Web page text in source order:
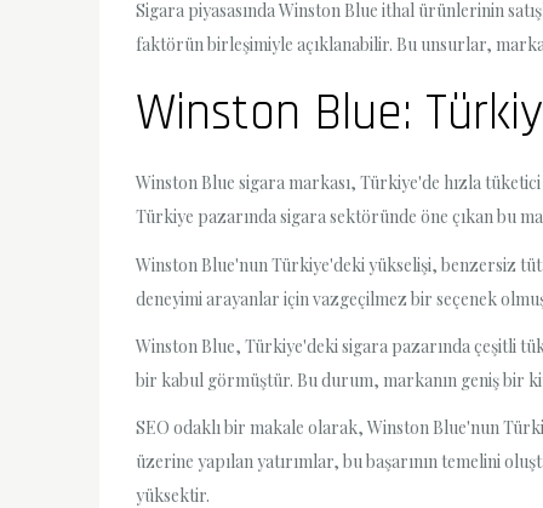
Sigara piyasasında Winston Blue ithal ürünlerinin
faktörün birleşimiyle açıklanabilir. Bu unsurlar,
Winston Blue:
Winston Blue sigara markası, Türkiye'de hızla
Türkiye pazarında sigara sektöründe öne çıkan bu
Winston Blue'nun Türkiye'deki yükselişi, benzersiz
deneyimi arayanlar için vazgeçilmez bir seçenek
Winston Blue, Türkiye'deki sigara pazarında çeşitli
bir kabul görmüştür. Bu durum, markanın geniş bir
SEO odaklı bir makale olarak, Winston Blue'nun
üzerine yapılan yatırımlar, bu başarının temelini
yüksektir.